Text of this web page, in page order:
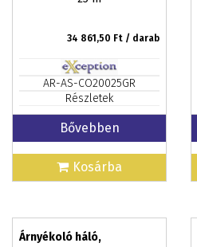
34 861,50 Ft / darab
AR-AS-CO20025GR
Részletek
Bővebben
Kosárba
Árnyékoló háló,